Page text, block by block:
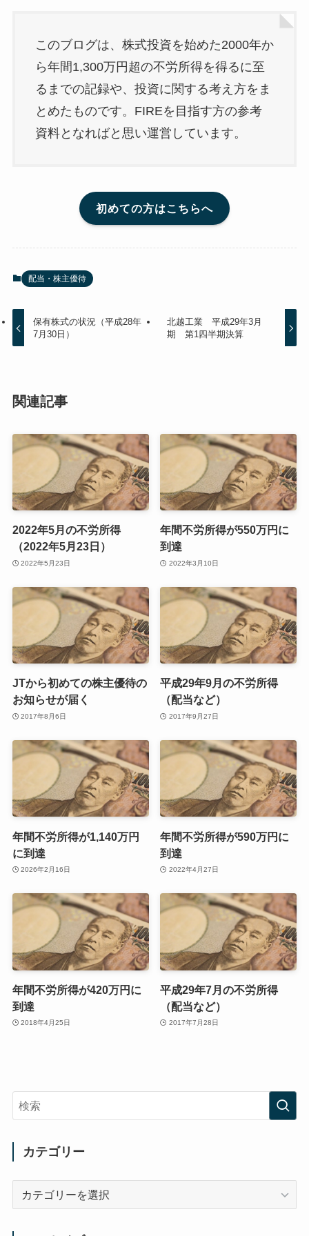
このブログは、株式投資を始めた2000年か
ら年間1,300万円超の不労所得を得るに至
るまでの記録や、投資に関する考え方をま
とめたものです。FIREを目指す方の参考
資料となればと思い運営しています。
初めての方はこちらへ
配当・株主優待
保有株式の状況（平成28年
7月30日）
北越工業 平成29年3月
期 第1四半期決算
関連記事
2022年5月の不労所得
（2022年5月23日）
2022年5月23日
年間不労所得が550万円に
到達
2022年3月10日
JTから初めての株主優待の
お知らせが届く
2017年8月6日
平成29年9月の不労所得
（配当など）
2017年9月27日
年間不労所得が1,140万円
に到達
2026年2月16日
年間不労所得が590万円に
到達
2022年4月27日
年間不労所得が420万円に
到達
2018年4月25日
平成29年7月の不労所得
（配当など）
2017年7月28日
カテゴリー